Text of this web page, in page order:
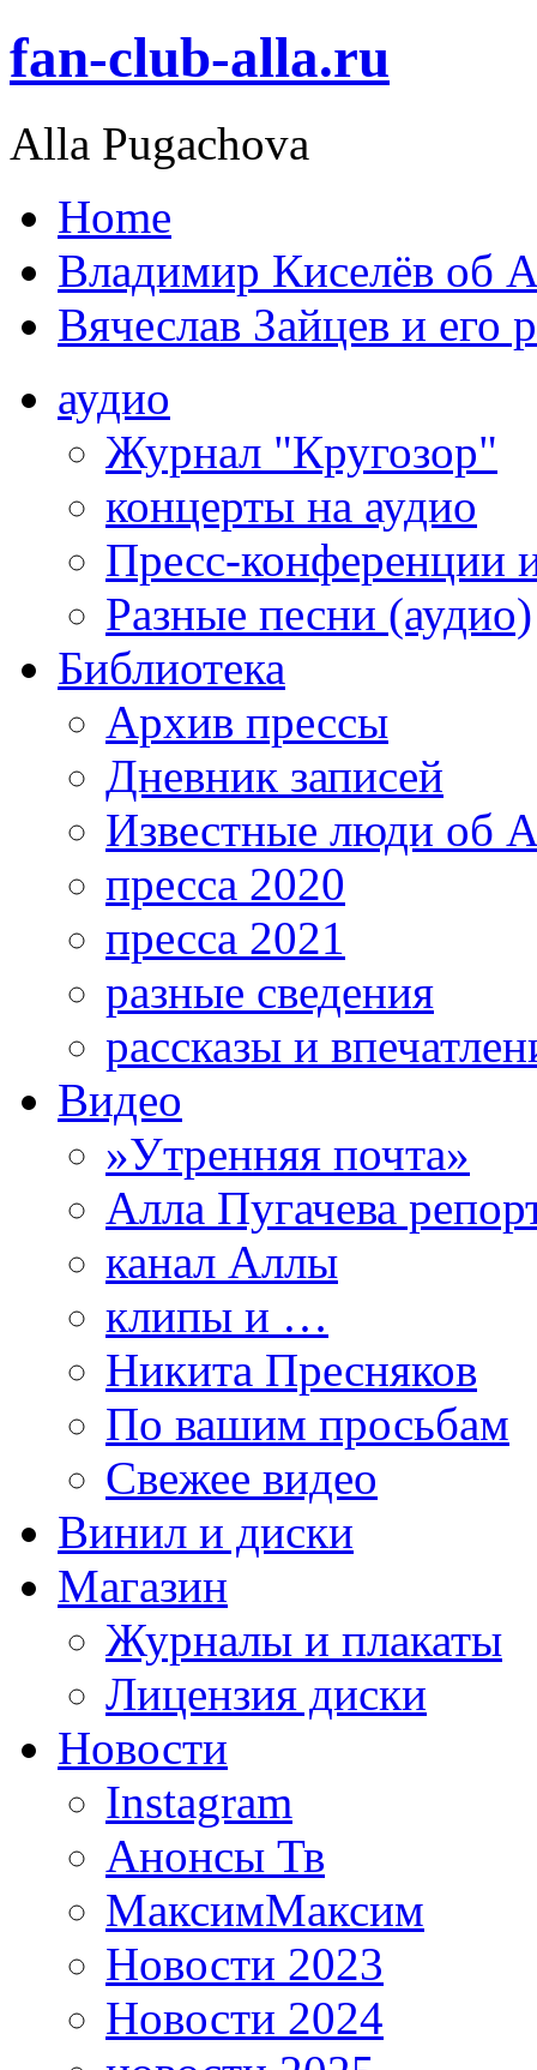
fan-club-alla.ru
Alla Pugachova
Home
Владимир Киселёв об
Вячеслав Зайцев и его
аудио
Журнал "Кругозор"
концерты на аудио
Пресс-конференции
Разные песни (аудио)
Библиотека
Архив прессы
Дневник записей
Известные люди об
пресса 2020
пресса 2021
разные сведения
рассказы и
Видео
»Утренняя почта»
Алла Пугачева
канал Аллы
клипы и …
Никита Пресняков
По вашим просьбам
Свежее видео
Винил и диски
Магазин
Журналы и плакаты
Лицензия диски
Новости
Instagram
Анонсы Тв
МаксимМаксим
Новости 2023
Новости 2024